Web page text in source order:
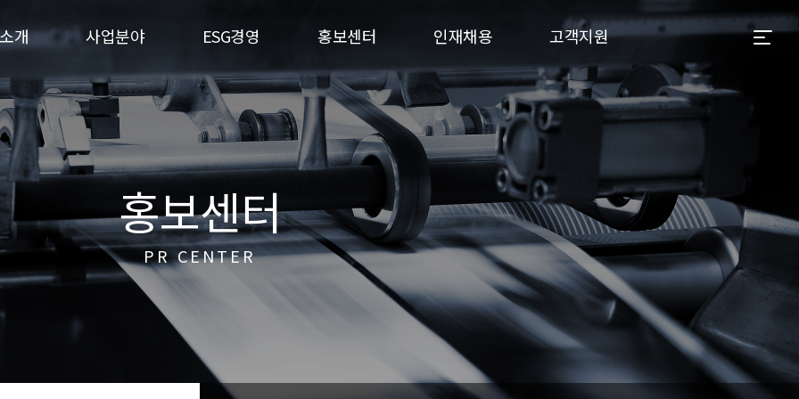
개 사업분야 ESG경영 홍보센터 인재채용 고객지원
홍보센터
PR CENTER